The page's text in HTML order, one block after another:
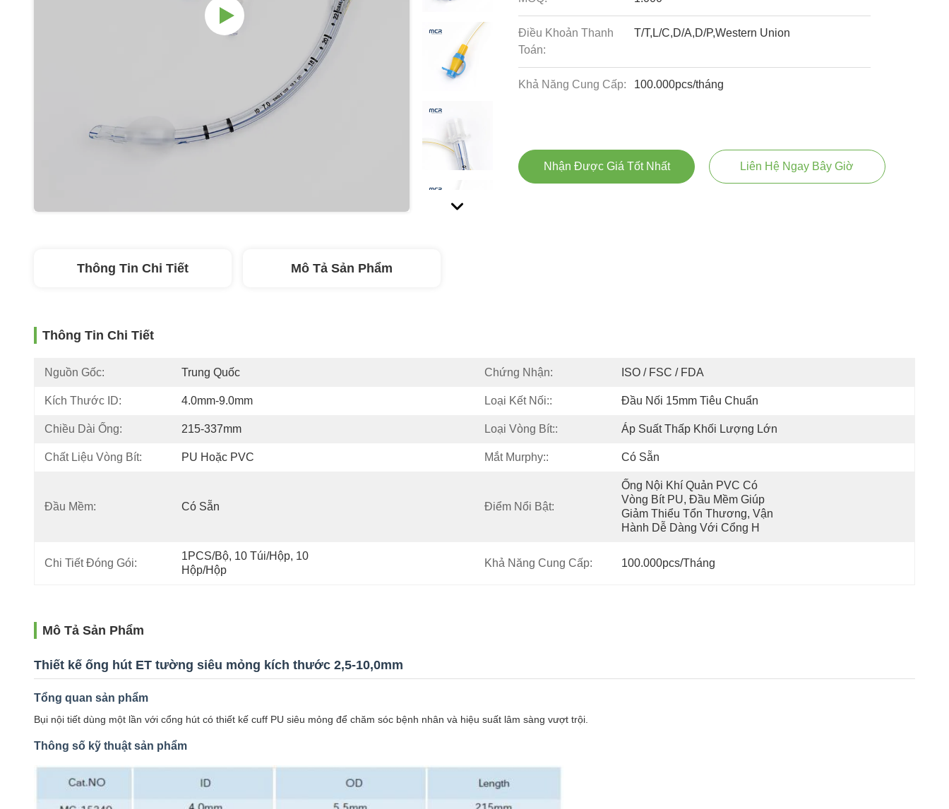
Điều Khoản Thanh
Toán:
T/T,L/C,D/A,D/P,Western Union
Khả Năng Cung Cấp: 100.000pcs/tháng
Nhận Được Giá Tốt Nhất Liên Hệ Ngay Bây Giờ
Thông Tin Chi Tiết Mô Tả Sản Phẩm
Thông Tin Chi Tiết
Nguồn Gốc: Trung Quốc Chứng Nhận: ISO / FSC / FDA
Kích Thước ID: 4.0mm-9.0mm Loại Kết Nối:: Đầu Nối 15mm Tiêu Chuẩn
Chiều Dài Ống: 215-337mm Loại Vòng Bít:: Áp Suất Thấp Khối Lượng Lớn
Chất Liệu Vòng Bít: PU Hoặc PVC Mắt Murphy:: Có Sẵn
Đầu Mềm: Có Sẵn Điểm Nổi Bật:
Ống Nội Khí Quản PVC Có
Vòng Bít PU, Đầu Mềm Giúp
Giảm Thiểu Tổn Thương, Vận
Hành Dễ Dàng Với Cổng H
Chi Tiết Đóng Gói:
1PCS/Bộ, 10 Túi/hộp, 10
Hộp/hộp
Khả Năng Cung Cấp: 100.000pcs/tháng
Mô Tả Sản Phẩm
Thiết kế ống hút ET tường siêu mỏng kích thước 2,5-10,0mm
Tổng quan sản phẩm
Bụi nội tiết dùng một lần với cổng hút có thiết kế cuff PU siêu mỏng để chăm sóc bệnh nhân và hiệu suất lâm sàng vượt trội.
Thông số kỹ thuật sản phẩm